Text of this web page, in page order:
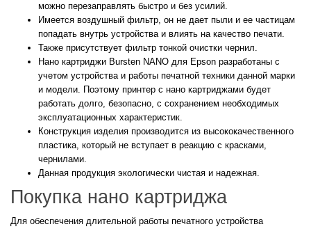
можно перезаправлять быстро и без усилий.
Имеется воздушный фильтр, он не дает пыли и ее частицам
попадать внутрь устройства и влиять на качество печати.
Также присутствует фильтр тонкой очистки чернил.
Нано картриджи Bursten NANO для Epson разработаны с
учетом устройства и работы печатной техники данной марки
и модели. Поэтому принтер с нано картриджами будет
работать долго, безопасно, с сохранением необходимых
эксплуатационных характеристик.
Конструкция изделия производится из высококачественного
пластика, который не вступает в реакцию с красками,
чернилами.
Данная продукция экологически чистая и надежная.
Покупка нано картриджа
Для обеспечения длительной работы печатного устройства